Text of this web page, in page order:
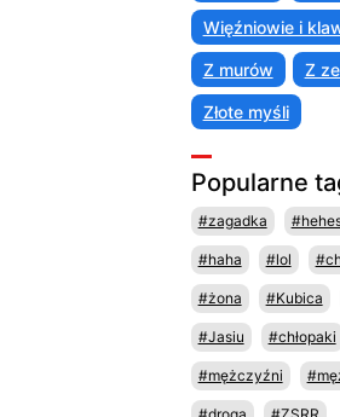
Więźniowie i
Z murów Z
Złote myśli
Popularne
#zagadka
#haha #lol
#żona #Kubica
#Jasiu #chłopaki
#mężczyźni